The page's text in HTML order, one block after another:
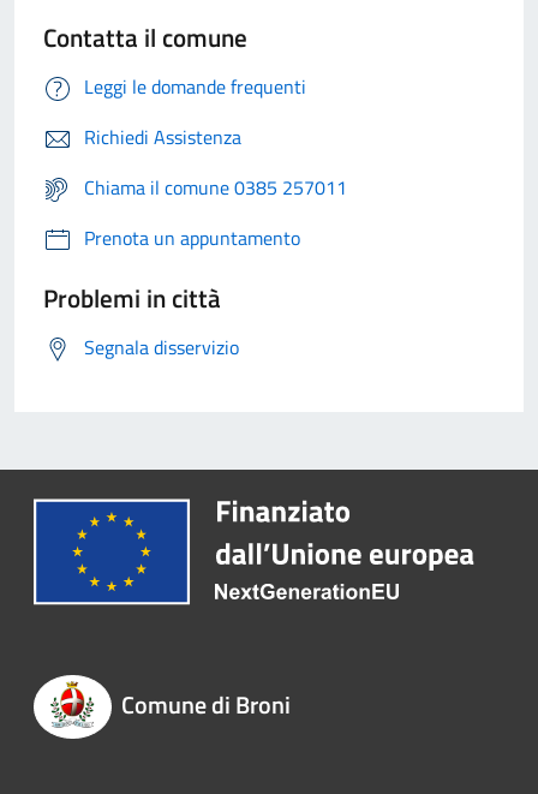
Contatta il comune
Leggi le domande frequenti
Richiedi Assistenza
Chiama il comune 0385 257011
Prenota un appuntamento
Problemi in città
Segnala disservizio
Comune di Broni